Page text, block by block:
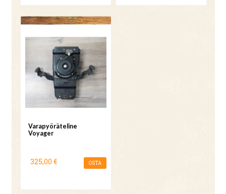
Varapyöräteline
Voyager
325,00 € OSTA